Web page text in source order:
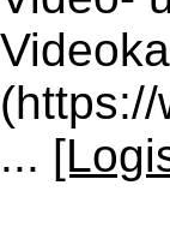
...